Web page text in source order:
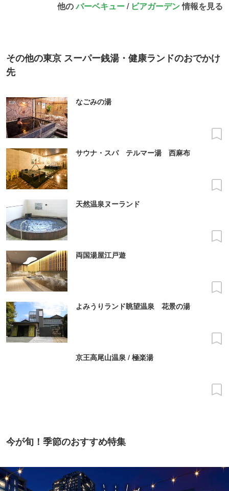
他のバーベキュー/ ビアガーデン情報を見る
その他の東京 スーパー銭湯・健康ランドのおでかけ
先
なごみの湯
サウナ・スパ テルマー湯 西麻布
天然温泉ヌーランド
両国湯屋江戸遊
よみうりランド眺望温泉 花景の湯
京王高尾山温泉 / 極楽湯
今が旬！季節のおすすめ特集